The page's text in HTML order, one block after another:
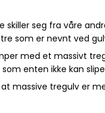
skiller seg fra våre
som er nevnt ved
med et massivt
enten ikke kan
massive tregulv er